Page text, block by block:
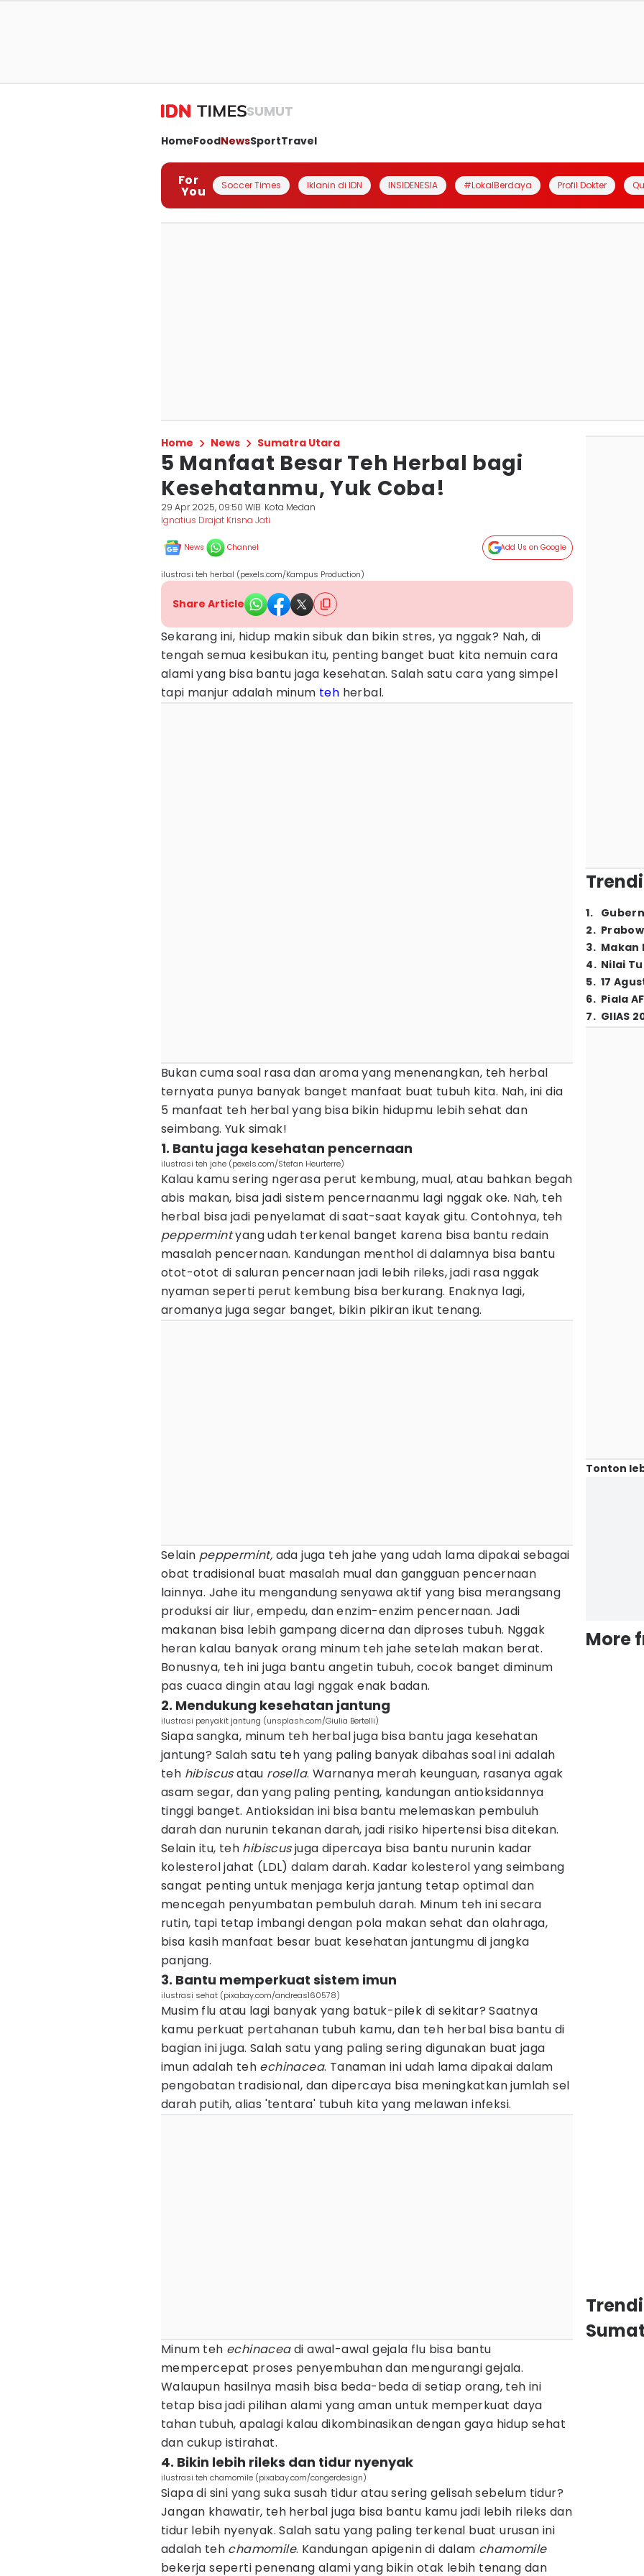
SUMUT
HomeFoodNewsSportTravel
For
You Soccer Times Iklanin di IDN INSIDENESIA #LokalBerdaya Profil Dokter
Home News Sumatra Utara
5 Manfaat Besar Teh Herbal bagi
Kesehatanmu, Yuk Coba!
29 Apr 2025, 09:50 WIB Kota Medan
Ignatius Drajat Krisna Jati
News Channel Add Us on Google
ilustrasi teh herbal (pexels.com/Kampus Production)
Share Article
Sekarang ini, hidup makin sibuk dan bikin stres, ya nggak? Nah, di
tengah semua kesibukan itu, penting banget buat kita nemuin cara
alami yang bisa bantu jaga kesehatan. Salah satu cara yang simpel
tapi manjur adalah minum teh herbal.
Bukan cuma soal rasa dan aroma yang menenangkan, teh herbal
ternyata punya banyak banget manfaat buat tubuh kita. Nah, ini dia
5 manfaat teh herbal yang bisa bikin hidupmu lebih sehat dan
seimbang. Yuk simak!
1. Bantu jaga kesehatan pencernaan
ilustrasi teh jahe (pexels.com/Stefan Heurterre)
Kalau kamu sering ngerasa perut kembung, mual, atau bahkan begah
abis makan, bisa jadi sistem pencernaanmu lagi nggak oke. Nah, teh
herbal bisa jadi penyelamat di saat-saat kayak gitu. Contohnya, teh
peppermintyang udah terkenal banget karena bisa bantu redain
masalah pencernaan. Kandungan menthol di dalamnya bisa bantu
otot-otot di saluran pencernaan jadi lebih rileks, jadi rasa nggak
nyaman seperti perut kembung bisa berkurang. Enaknya lagi,
aromanya juga segar banget, bikin pikiran ikut tenang.
Selain peppermint, ada juga teh jahe yang udah lama dipakai sebagai
obat tradisional buat masalah mual dan gangguan pencernaan
lainnya. Jahe itu mengandung senyawa aktif yang bisa merangsang
produksi air liur, empedu, dan enzim-enzim pencernaan. Jadi
makanan bisa lebih gampang dicerna dan diproses tubuh. Nggak
heran kalau banyak orang minum teh jahe setelah makan berat.
Bonusnya, teh ini juga bantu angetin tubuh, cocok banget diminum
pas cuaca dingin atau lagi nggak enak badan.
2. Mendukung kesehatan jantung
ilustrasi penyakit jantung (unsplash.com/Giulia Bertelli)
Siapa sangka, minum teh herbal juga bisa bantu jaga kesehatan
jantung? Salah satu teh yang paling banyak dibahas soal ini adalah
teh hibiscusatau rosella. Warnanya merah keunguan, rasanya agak
asam segar, dan yang paling penting, kandungan antioksidannya
tinggi banget. Antioksidan ini bisa bantu melemaskan pembuluh
darah dan nurunin tekanan darah, jadi risiko hipertensi bisa ditekan.
Selain itu, teh hibiscusjuga dipercaya bisa bantu nurunin kadar
kolesterol jahat (LDL) dalam darah. Kadar kolesterol yang seimbang
sangat penting untuk menjaga kerja jantung tetap optimal dan
mencegah penyumbatan pembuluh darah. Minum teh ini secara
rutin, tapi tetap imbangi dengan pola makan sehat dan olahraga,
bisa kasih manfaat besar buat kesehatan jantungmu di jangka
panjang.
3. Bantu memperkuat sistem imun
ilustrasi sehat (pixabay.com/andreas160578)
Musim flu atau lagi banyak yang batuk-pilek di sekitar? Saatnya
kamu perkuat pertahanan tubuh kamu, dan teh herbal bisa bantu di
bagian ini juga. Salah satu yang paling sering digunakan buat jaga
imun adalah teh echinacea. Tanaman ini udah lama dipakai dalam
pengobatan tradisional, dan dipercaya bisa meningkatkan jumlah sel
darah putih, alias 'tentara' tubuh kita yang melawan infeksi.
Minum teh echinaceadi awal-awal gejala flu bisa bantu
mempercepat proses penyembuhan dan mengurangi gejala.
Walaupun hasilnya masih bisa beda-beda di setiap orang, teh ini
tetap bisa jadi pilihan alami yang aman untuk memperkuat daya
tahan tubuh, apalagi kalau dikombinasikan dengan gaya hidup sehat
dan cukup istirahat.
4. Bikin lebih rileks dan tidur nyenyak
ilustrasi teh chamomile (pixabay.com/congerdesign)
Siapa di sini yang suka susah tidur atau sering gelisah sebelum tidur?
Jangan khawatir, teh herbal juga bisa bantu kamu jadi lebih rileks dan
tidur lebih nyenyak. Salah satu yang paling terkenal buat urusan ini
adalah teh chamomile. Kandungan apigenin di dalam chamomile
bekerja seperti penenang alami yang bikin otak lebih tenang dan
1.
2.
3. Makan
4. Nilai
5. 17
6. Piala
7. GIIAS
Tonton
More